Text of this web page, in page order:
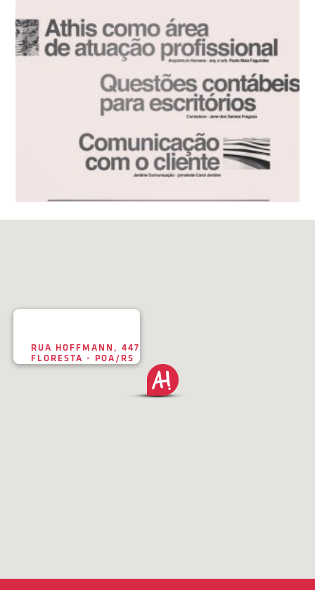
RUA HOFFMANN, 447
FLORESTA - POA/RS